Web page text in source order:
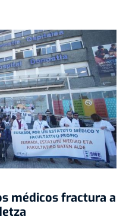
médicos fractura a